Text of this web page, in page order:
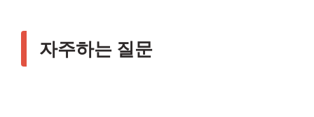
자주하는 질문